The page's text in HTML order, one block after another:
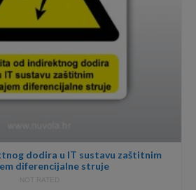
dodira u IT sustavu zaštitnim
diferencijalne struje
NOT RATED